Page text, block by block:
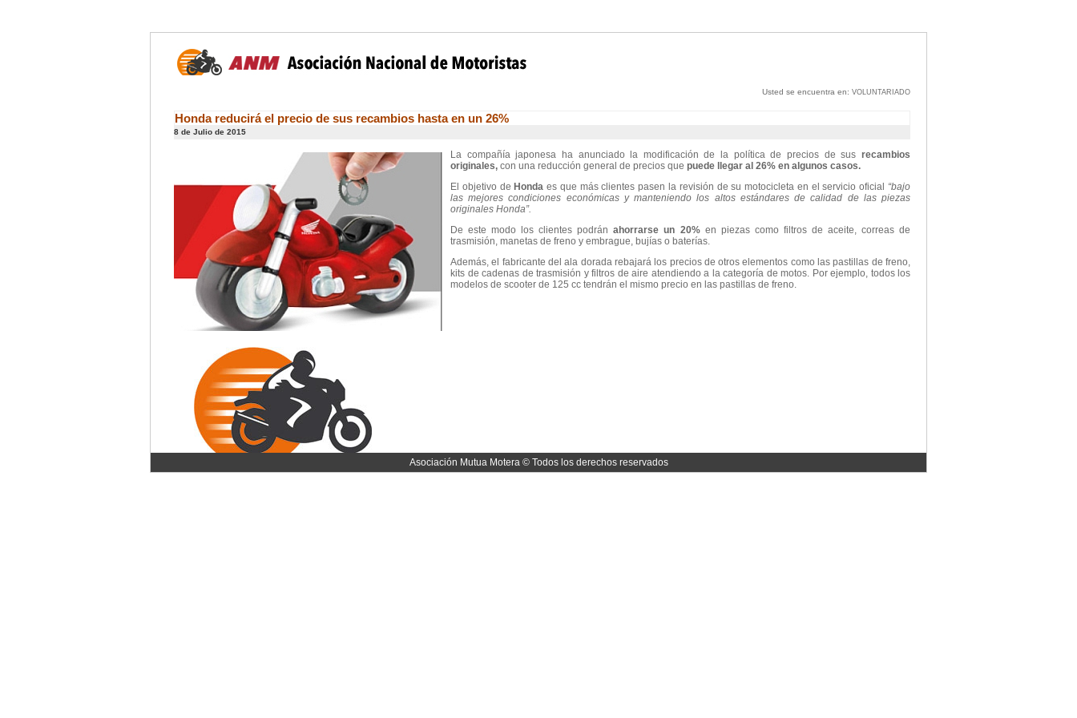
Usted se encuentra en: VOLUNTARIADO
Honda reducirá el precio de sus recambios hasta en un 26%
8 de Julio de 2015
La compañía japonesa ha anunciado la modificación de la política de precios de sus recambios
originales, con una reducción general de precios que puede llegar al 26% en algunos casos.
El objetivo de Hondaes que más clientes pasen la revisión de su motocicleta en el servicio oficial “bajo
las mejores condiciones económicas y manteniendo los altos estándares de calidad de las piezas
originales Honda”.
De este modo los clientes podránahorrarse un 20%en piezas como filtros de aceite, correas de
trasmisión, manetas de freno y embrague, bujías o baterías.
Además, el fabricante del ala dorada rebajará los precios de otros elementos como las pastillas de freno,
kits de cadenas de trasmisión y filtros de aire atendiendo a la categoría de motos. Por ejemplo, todos los
modelos de scooter de 125 cc tendrán el mismo precio en las pastillas de freno.
Asociación Mutua Motera © Todos los derechos reservados